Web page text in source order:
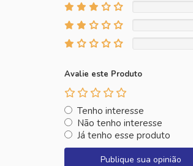
Avalie este Produto
Tenho interesse
Não tenho interesse
Já tenho esse produto
Publique sua opinião